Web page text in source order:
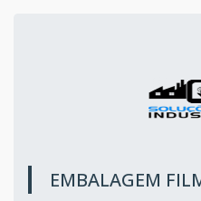
EMBALAGEM